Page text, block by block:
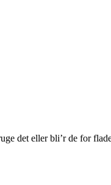
det eller bli’r de for